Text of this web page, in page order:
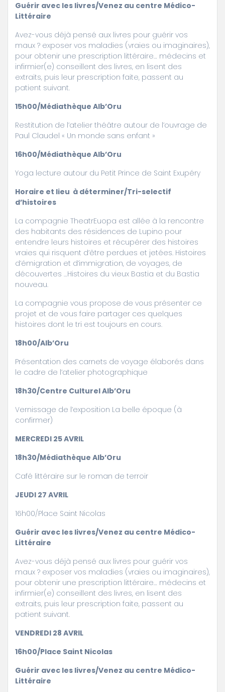
Guérir avec les livres/Venez au centre Médico-
Littéraire
Avez-vous déjà pensé aux livres pour guérir vos
maux ? exposer vos maladies (vraies ou imaginaires),
pour obtenir une prescription littéraire… médecins et
infirmier(e) conseillent des livres, en lisent des
extraits, puis leur prescription faite, passent au
patient suivant.
15h00/Médiathèque Alb’Oru
Restitution de l’atelier théâtre autour de l’ouvrage de
Paul Claudel « Un monde sans enfant »
16h00/Médiathèque Alb’Oru
Yoga lecture autour du Petit Prince de Saint Exupéry
Horaire et lieu à déterminer/Tri-selectif
d’histoires
La compagnie TheatrEuopa est allée à la rencontre
des habitants des résidences de Lupino pour
entendre leurs histoires et récupérer des histoires
vraies qui risquent d’être perdues et jetées. Histoires
d’émigration et d’immigration, de voyages, de
découvertes …Histoires du vieux Bastia et du Bastia
nouveau.
La compagnie vous propose de vous présenter ce
projet et de vous faire partager ces quelques
histoires dont le tri est toujours en cours.
18h00/Alb’Oru
Présentation des carnets de voyage élaborés dans
le cadre de l’atelier photographique
18h30/Centre Culturel Alb’Oru
Vernissage de l’exposition La belle époque (à
confirmer)
MERCREDI 25 AVRIL
18h30/Médiathèque Alb’Oru
Café littéraire sur le roman de terroir
JEUDI 27 AVRIL
16h00/Place Saint Nicolas
Guérir avec les livres/Venez au centre Médico-
Littéraire
Avez-vous déjà pensé aux livres pour guérir vos
maux ? exposer vos maladies (vraies ou imaginaires),
pour obtenir une prescription littéraire… médecins et
infirmier(e) conseillent des livres, en lisent des
extraits, puis leur prescription faite, passent au
patient suivant.
VENDREDI 28 AVRIL
16h00/Place Saint Nicolas
Guérir avec les livres/Venez au centre Médico-
Littéraire